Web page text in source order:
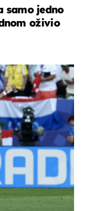
samo jedno
oživio